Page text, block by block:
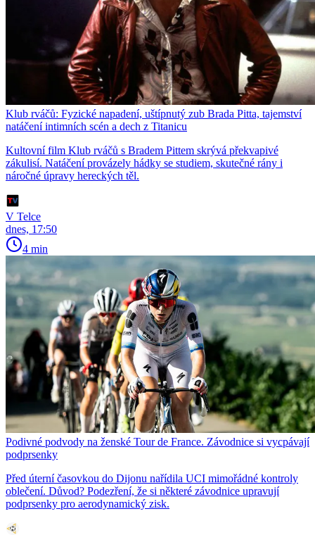
Klub rváčů: Fyzické napadení, uštípnutý zub Brada Pitta, tajemství
natáčení intimních scén a dech z Titanicu
Kultovní film Klub rváčů s Bradem Pittem skrývá překvapivé
zákulisí. Natáčení provázely hádky se studiem, skutečné rány i
náročné úpravy hereckých těl.
V Telce
dnes, 17:50
4 min
Podivné podvody na ženské Tour de France. Závodnice si vycpávají
podprsenky
Před úterní časovkou do Dijonu nařídila UCI mimořádné kontroly
oblečení. Důvod? Podezření, že si některé závodnice upravují
podprsenky pro aerodynamický zisk.